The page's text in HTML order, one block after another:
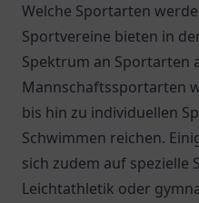
Welche Sportarten
Sportvereine bieten in
Spektrum an Sportarten
Mannschaftssportarten
bis hin zu individuellen
Schwimmen reichen.
sich zudem auf
Leichtathletik oder